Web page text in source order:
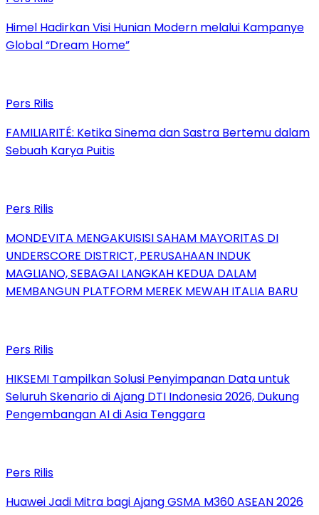
Himel Hadirkan Visi Hunian Modern melalui Kampanye
Global “Dream Home”
Pers Rilis
FAMILIARITÉ: Ketika Sinema dan Sastra Bertemu dalam
Sebuah Karya Puitis
Pers Rilis
MONDEVITA MENGAKUISISI SAHAM MAYORITAS DI
UNDERSCORE DISTRICT, PERUSAHAAN INDUK
MAGLIANO, SEBAGAI LANGKAH KEDUA DALAM
MEMBANGUN PLATFORM MEREK MEWAH ITALIA BARU
Pers Rilis
HIKSEMI Tampilkan Solusi Penyimpanan Data untuk
Seluruh Skenario di Ajang DTI Indonesia 2026, Dukung
Pengembangan AI di Asia Tenggara
Pers Rilis
Huawei Jadi Mitra bagi Ajang GSMA M360 ASEAN 2026